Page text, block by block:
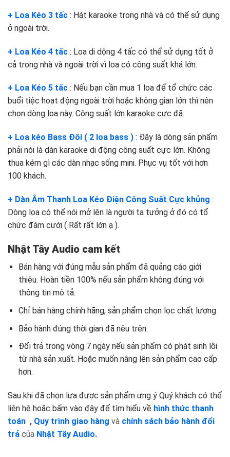
+ Loa Kéo 3 tấc : Hát karaoke trong nhà và có thể sử dụng
ở ngoài trời.
+ Loa Kéo 4 tấc : Loa di dộng 4 tấc có thể sử dụng tốt ở
cả trong nhà và ngoài trời vì loa có công suất khá lớn.
+ Loa Kéo 5 tấc : Nếu bạn cần mua 1 loa để tổ chức các
buổi tiệc hoạt động ngoài trời hoặc không gian lớn thì nên
chọn dòng loa này. Công suất lớn karaoke cực đã.
+ Loa kéo Bass Đôi ( 2 loa bass ) : Đây là dòng sản phẩm
phải nói là dàn karaoke di động công suất cực lớn. Không
thua kém gì các dàn nhạc sống mini. Phục vụ tốt với hơn
100 khách.
+ Dàn Âm Thanh Loa Kéo Điện Công Suất Cực khủng :
Dòng loa có thể nói mở lên là người ta tưởng ở đó có tổ
chức đám cưới ( Rất rất lớn ạ ).
Nhật Tây Audio cam kết
Bán hàng với đúng mẫu sản phẩm đã quảng cáo giới
thiệu. Hoàn tiền 100% nếu sản phẩm không đúng với
thông tin mô tả.
Chỉ bán hàng chính hãng, sản phẩm chọn lọc chất lượng
Bảo hành đúng thời gian đã nêu trên.
Đổi trả trong vòng 7 ngày nếu sản phẩm có phát sinh lỗi
từ nhà sản xuất. Hoặc muốn nâng lên sản phẩm cao cấp
hơn.
Sau khi đã chọn lựa được sản phẩm ưng ý Quý khách có thể
liên hệ hoặc bấm vào đây để tìm hiểu về hình thức thanh
toán , Quy trình giao hàng và chính sách bảo hành đổi
trả của Nhật Tây Audio.